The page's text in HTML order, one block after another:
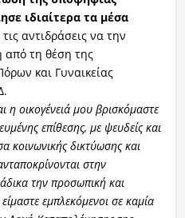
ιδιαίτερα τα μέσα
αντιδράσεις να την
από τη θέση της
και Γυναικείας
η οικογένειά μου βρισκόμαστε
επίθεσης, με ψευδείς και
κοινωνικής δικτύωσης και
στην
την προσωπική και
εμπλεκόμενοι σε καμία